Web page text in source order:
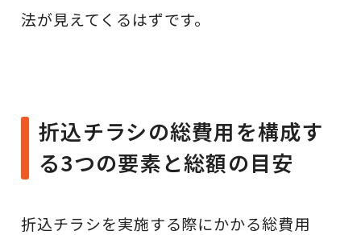
法が見えてくるはずです。
折込チラシの総費用を構成す
る3つの要素と総額の目安
折込チラシを実施する際にかかる総費用